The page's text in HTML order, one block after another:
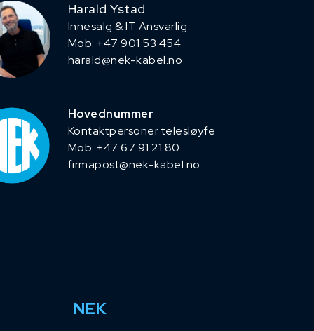
Harald Ystad
Innesalg & IT Ansvarlig
Mob: +47 901 53 454
harald@nek-kabel.no
Hovednummer
Kontaktpersoner telesløyfe
Mob: +47 67 91 21 80
firmapost@nek-kabel.no
NEK